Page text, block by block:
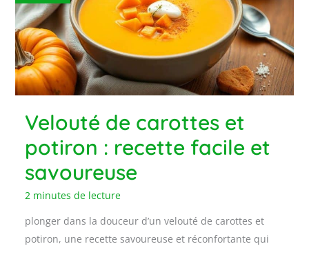
Velouté de carottes et
potiron : recette facile et
savoureuse
2 minutes de lecture
plonger dans la douceur d’un velouté de carottes et
potiron, une recette savoureuse et réconfortante qui